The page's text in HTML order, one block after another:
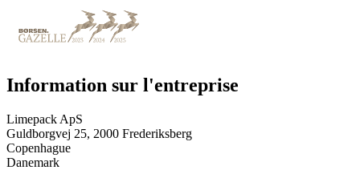
Information sur l'entreprise
Limepack ApS
Guldborgvej 25, 2000 Frederiksberg
Copenhague
Danemark